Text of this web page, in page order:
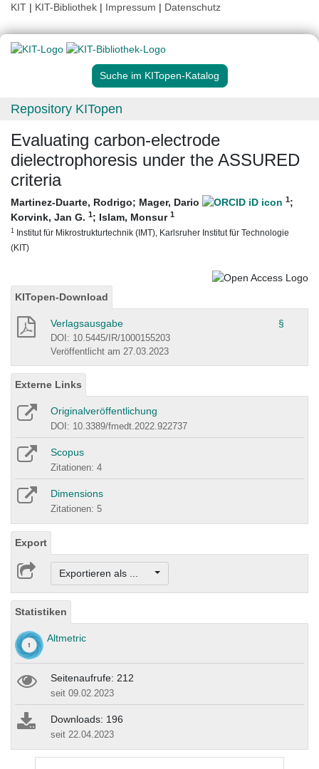
KIT | KIT-Bibliothek | Impressum | Datenschutz
Suche im KITopen-Katalog
Repository KITopen
Evaluating carbon-electrode
dielectrophoresis under the ASSURED
criteria
Martinez-Duarte, Rodrigo; Mager, Dario 1;
Korvink, Jan G. 1; Islam, Monsur 1
1 Institut für Mikrostrukturtechnik (IMT), Karlsruher Institut für Technologie
(KIT)
KITopen-Download
Verlagsausgabe §
DOI: 10.5445/IR/1000155203
Veröffentlicht am 27.03.2023
Externe Links
Originalveröffentlichung
DOI: 10.3389/fmedt.2022.922737
Scopus
Zitationen: 4
Dimensions
Zitationen: 5
Export
Exportieren als ...
Statistiken
Altmetric
Seitenaufrufe: 212
seit 09.02.2023
Downloads: 196
seit 22.04.2023